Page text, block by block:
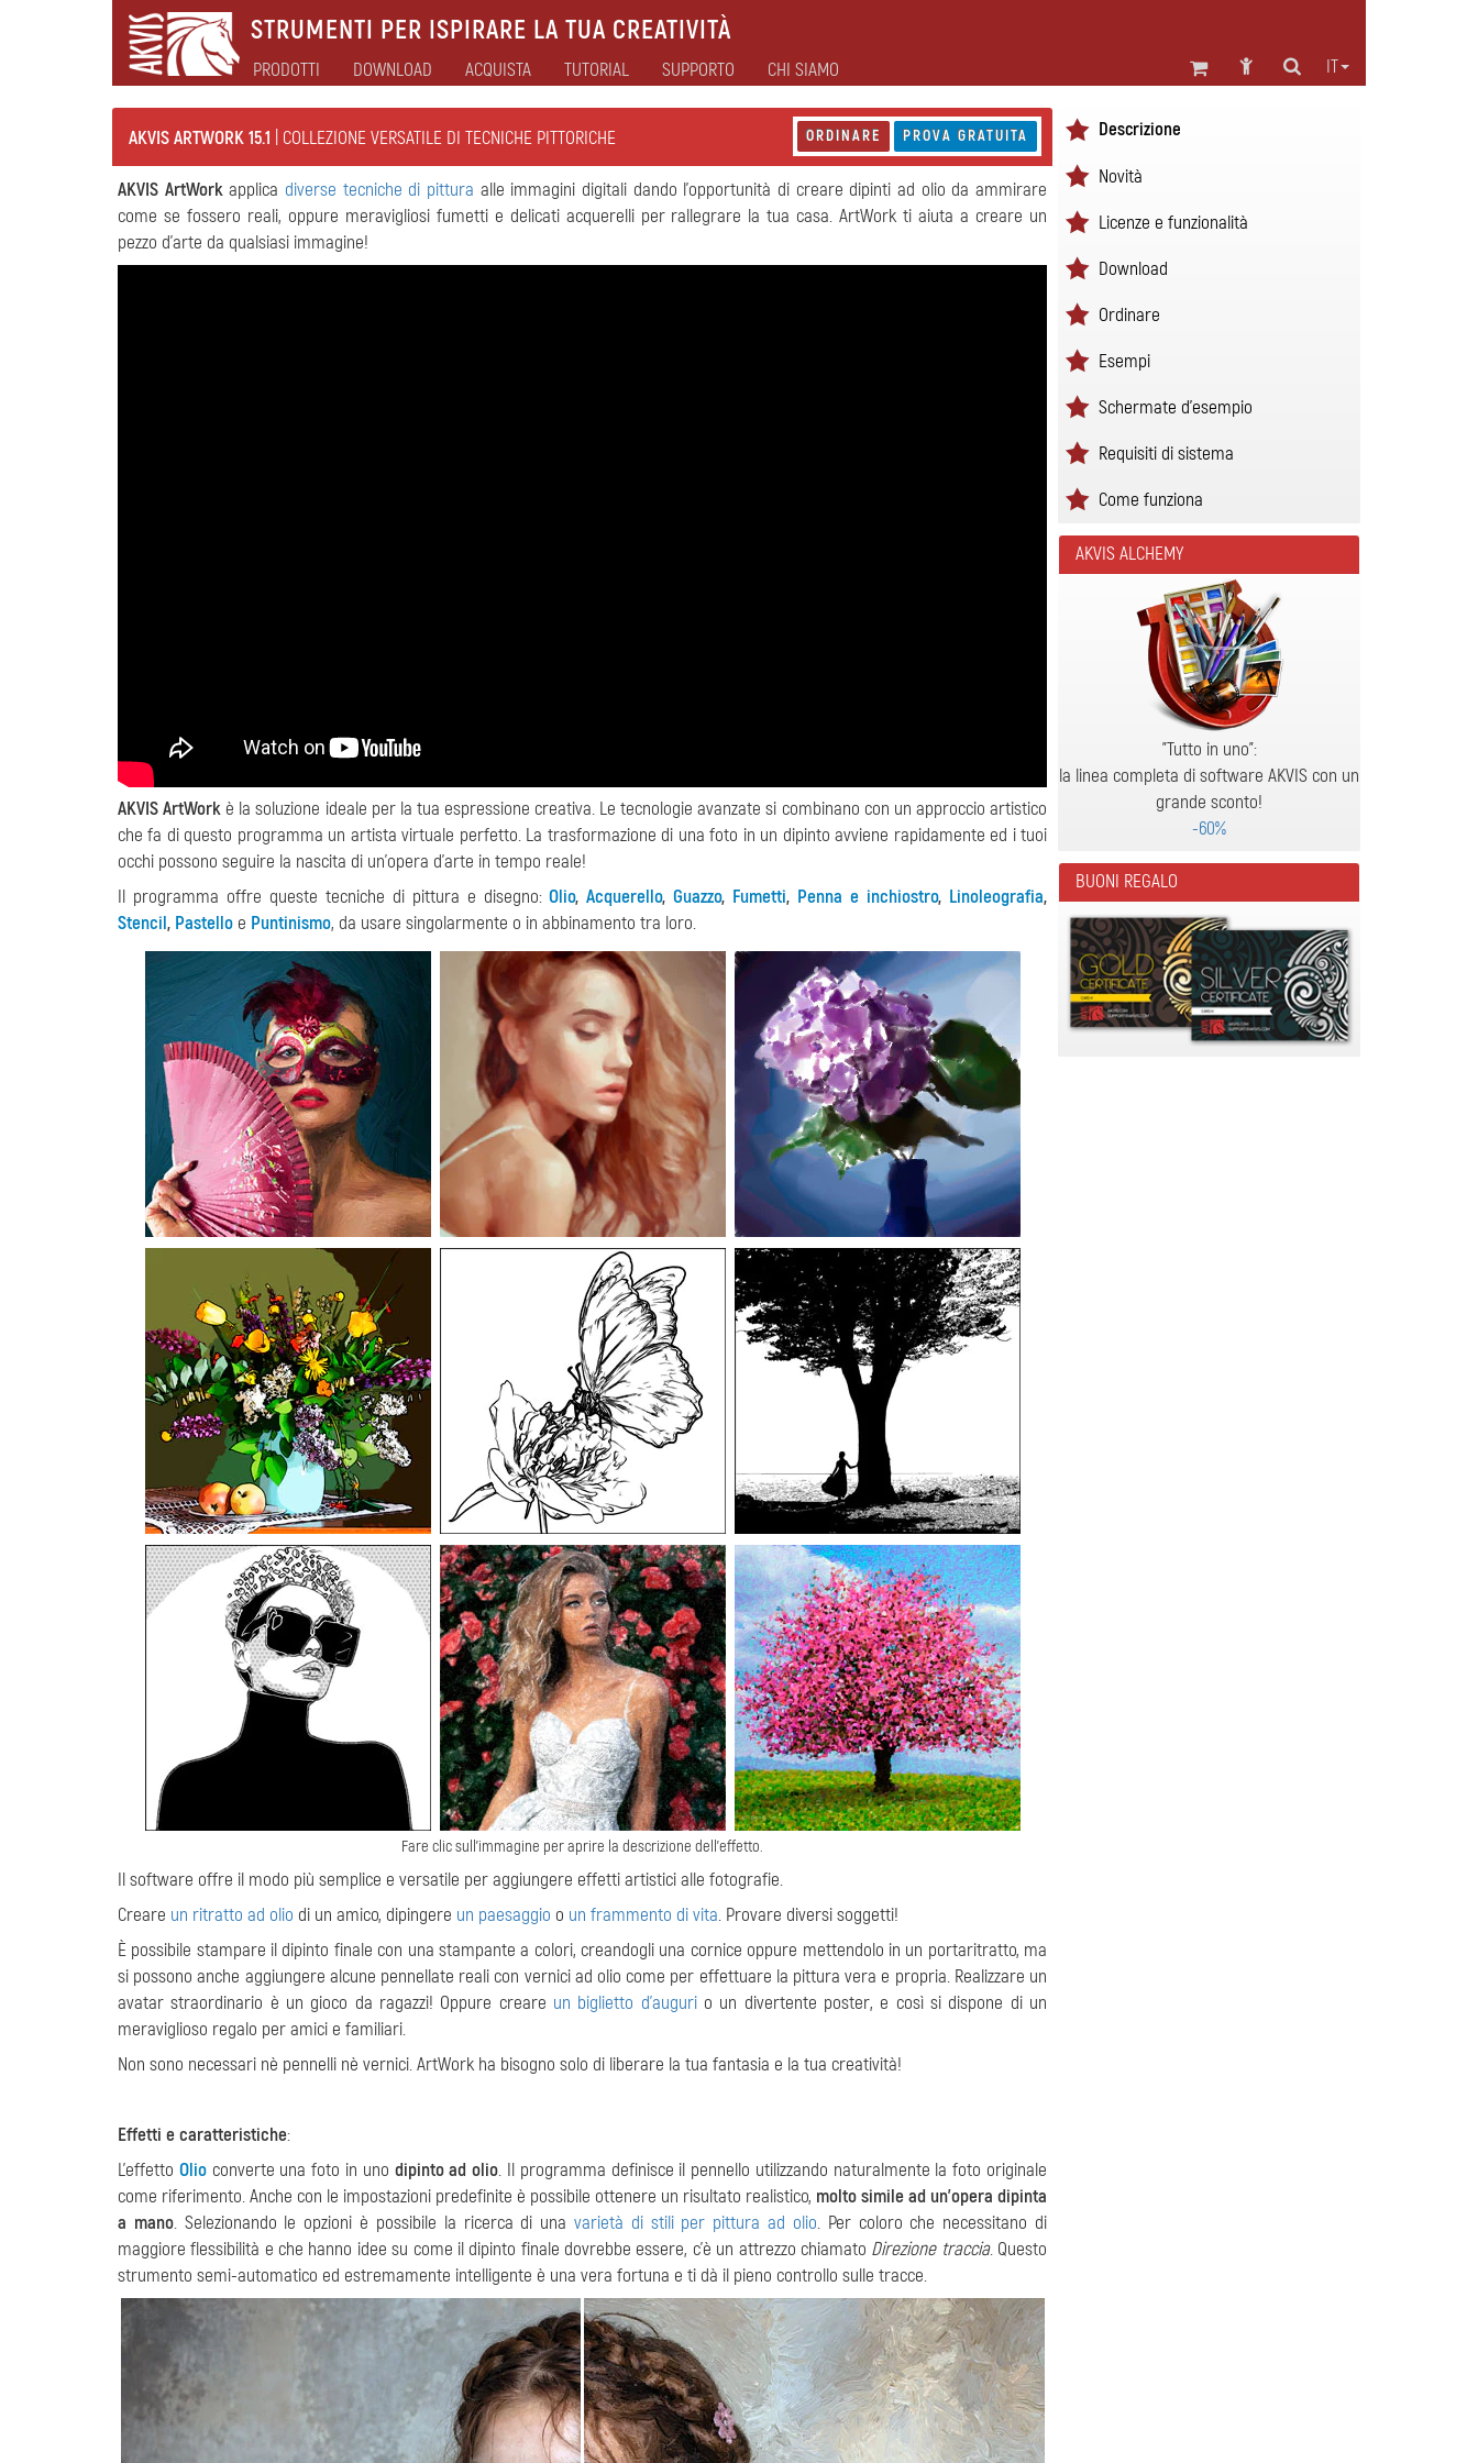
STRUMENTI PER ISPIRARE LA TUA CREATIVITÀ
IT
PRODOTTI DOWNLOAD ACQUISTA TUTORIAL SUPPORTO CHI SIAMO
AKVIS ARTWORK 15.1 | COLLEZIONE VERSATILE DI TECNICHE PITTORICHE ORDINARE PROVA GRATUITA
AKVIS ArtWorkapplica diverse tecniche di pittura alle immagini digitali dando l'opportunità di creare dipinti ad olio da ammirare
come se fossero reali, oppure meravigliosi fumetti e delicati acquerelli per rallegrare la tua casa. ArtWork ti aiuta a creare un
pezzo d'arte da qualsiasi immagine!
AKVIS ArtWork è la soluzione ideale per la tua espressione creativa. Le tecnologie avanzate si combinano con un approccio artistico
che fa di questo programma un artista virtuale perfetto. La trasformazione di una foto in un dipinto avviene rapidamente ed i tuoi
occhi possono seguire la nascita di un'opera d'arte in tempo reale!
Il programma offre queste tecniche di pittura e disegno:Olio,Acquerello,Guazzo, Fumetti, Penna e inchiostro, Linoleografia,
Stencil, Pastello e Puntinismo, da usare singolarmente o in abbinamento tra loro.
Fare clic sull'immagine per aprire la descrizione dell'effetto.
Il software offre il modo più semplice e versatile per aggiungere effetti artistici alle fotografie.
Creare un ritratto ad olio di un amico, dipingere un paesaggio o un frammento di vita. Provare diversi soggetti!
È possibile stampare il dipinto finale con una stampante a colori, creandogli una cornice oppure mettendolo in un portaritratto, ma
si possono anche aggiungere alcune pennellate reali con vernici ad olio come per effettuare la pittura vera e propria. Realizzare un
avatar straordinario è un gioco da ragazzi! Oppure creare un biglietto d'augurio un divertente poster, e così si dispone di un
meraviglioso regalo per amici e familiari.
Non sono necessari nè pennelli nè vernici. ArtWork ha bisogno solo di liberare la tua fantasia e la tua creatività!
Effetti e caratteristiche:
L'effetto Olioconverte una foto in uno dipinto ad olio. Il programma definisce il pennello utilizzando naturalmente la foto originale
come riferimento.Anche con le impostazioni predefinite è possibile ottenere un risultato realistico, molto simile ad un’opera dipinta
a mano. Selezionando le opzioni è possibile la ricerca di unavarietà di stili per pittura ad olio. Per coloro che necessitano di
maggiore flessibilità e che hanno idee su come il dipinto finale dovrebbe essere, c’è un attrezzo chiamato Direzione traccia. Questo
strumento semi-automatico ed estremamente intelligente è una vera fortuna e ti dà il pieno controllo sulle tracce.
Descrizione
Novità
Licenze e funzionalità
Download
Ordinare
Esempi
Schermate d'esempio
Requisiti di sistema
Come funziona
AKVIS ALCHEMY
"Tutto in uno":
la linea completa di software AKVIS con un
grande sconto!
-60%
BUONI REGALO